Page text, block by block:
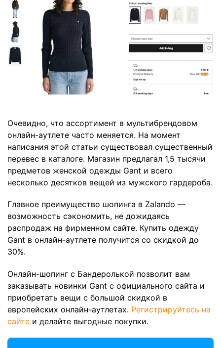
Очевидно, что ассортимент в мультибрендовом
онлайн-аутлете часто меняется. На момент
написания этой статьи существовал существенный
перевес в каталоге. Магазин предлагал 1,5 тысячи
предметов женской одежды Gant и всего
несколько десятков вещей из мужского гардероба.
Главное преимущество шопинга в Zalando —
возможность сэкономить, не дожидаясь
распродаж на фирменном сайте. Купить одежду
Gant в онлайн-аутлете получится со скидкой до
30%.
Онлайн-шопинг с Бандеролькой позволит вам
заказывать новинки Gant с официального сайта и
приобретать вещи с большой скидкой в
европейских онлайн-аутлетах. Регистрируйтесь на
сайте и делайте выгодные покупки.